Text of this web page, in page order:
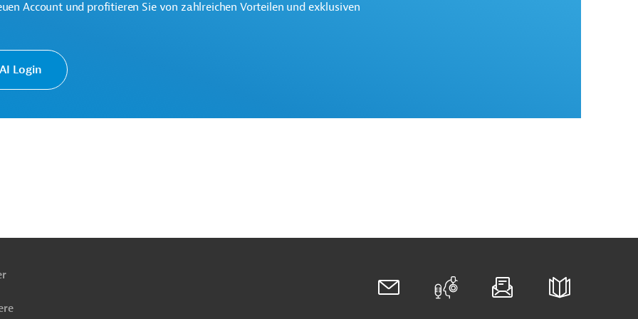
Account und profitieren Sie von zahlreichen Vorteilen und exklusiven
Login